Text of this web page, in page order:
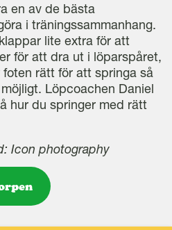
en av de bästa
i träningssammanhang.
lite extra för att
för att dra ut i löparspåret,
rätt för att springa så
Löpcoachen Daniel
hur du springer med rätt
Icon photography